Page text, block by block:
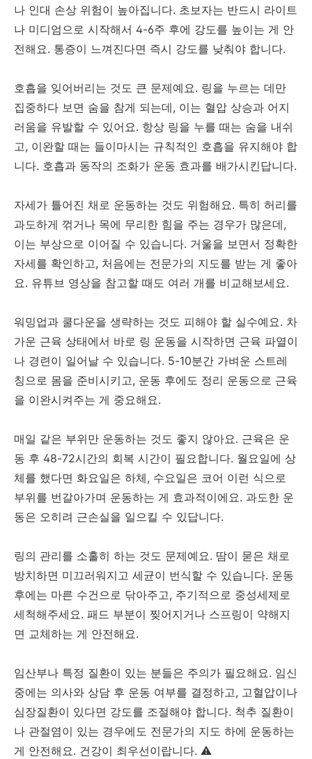
나 인대 손상 위험이 높아집니다. 초보자는 반드시 라이트
나 미디엄으로 시작해서 4-6주 후에 강도를 높이는 게 안
전해요. 통증이 느껴진다면 즉시 강도를 낮춰야 합니다.
호흡을 잊어버리는 것도 큰 문제예요. 링을 누르는 데만
집중하다 보면 숨을 참게 되는데, 이는 혈압 상승과 어지
러움을 유발할 수 있어요. 항상 링을 누를 때는 숨을 내쉬
고, 이완할 때는 들이마시는 규칙적인 호흡을 유지해야 합
니다. 호흡과 동작의 조화가 운동 효과를 배가시킨답니다.
자세가 틀어진 채로 운동하는 것도 위험해요. 특히 허리를
과도하게 꺾거나 목에 무리한 힘을 주는 경우가 많은데,
이는 부상으로 이어질 수 있습니다. 거울을 보면서 정확한
자세를 확인하고, 처음에는 전문가의 지도를 받는 게 좋아
요. 유튜브 영상을 참고할 때도 여러 개를 비교해보세요.
워밍업과 쿨다운을 생략하는 것도 피해야 할 실수예요. 차
가운 근육 상태에서 바로 링 운동을 시작하면 근육 파열이
나 경련이 일어날 수 있습니다. 5-10분간 가벼운 스트레
칭으로 몸을 준비시키고, 운동 후에도 정리 운동으로 근육
을 이완시켜주는 게 중요해요.
매일 같은 부위만 운동하는 것도 좋지 않아요. 근육은 운
동 후 48-72시간의 회복 시간이 필요합니다. 월요일에 상
체를 했다면 화요일은 하체, 수요일은 코어 이런 식으로
부위를 번갈아가며 운동하는 게 효과적이에요. 과도한 운
동은 오히려 근손실을 일으킬 수 있답니다.
링의 관리를 소홀히 하는 것도 문제예요. 땀이 묻은 채로
방치하면 미끄러워지고 세균이 번식할 수 있습니다. 운동
후에는 마른 수건으로 닦아주고, 주기적으로 중성세제로
세척해주세요. 패드 부분이 찢어지거나 스프링이 약해지
면 교체하는 게 안전해요.
임산부나 특정 질환이 있는 분들은 주의가 필요해요. 임신
중에는 의사와 상담 후 운동 여부를 결정하고, 고혈압이나
심장질환이 있다면 강도를 조절해야 합니다. 척추 질환이
나 관절염이 있는 경우에도 전문가의 지도 하에 운동하는
게 안전해요. 건강이 최우선이랍니다. ⚠️